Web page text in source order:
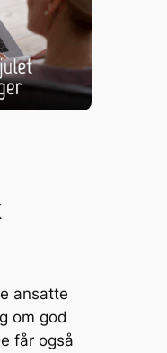
ansatte
om god
får også